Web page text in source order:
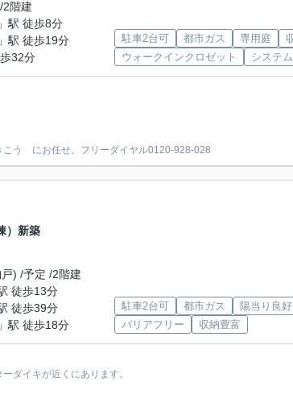
階建
駅 徒歩8分
」駅 徒歩19分
32分
駐車2台可 都市ガス 専用庭
ウォークインクロゼット
システ
にお任せ。フリーダイヤル0120-928-028
）新築
) /予定 /2階建
徒歩13分
徒歩39分
駅 徒歩18分
駐車2台可 都市ガス 陽当り良好
バリアフリー
収納豊富
ダイキが近くにあります。